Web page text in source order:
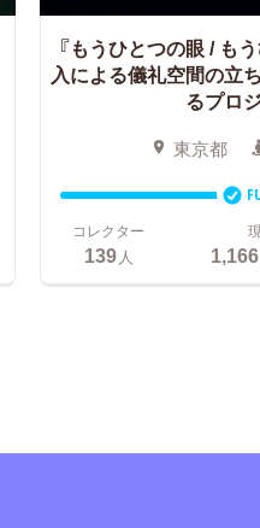
『もうひとつの眼 / も
入による儀礼空間の立
るプロ
東京都
コレクター
139人